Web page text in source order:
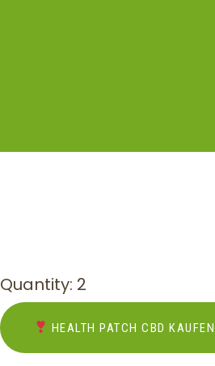
Quantity: 2
HEALTH PATCH CBD